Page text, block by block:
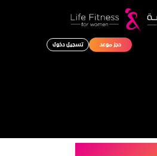
حجز موعد تسجيل دخول